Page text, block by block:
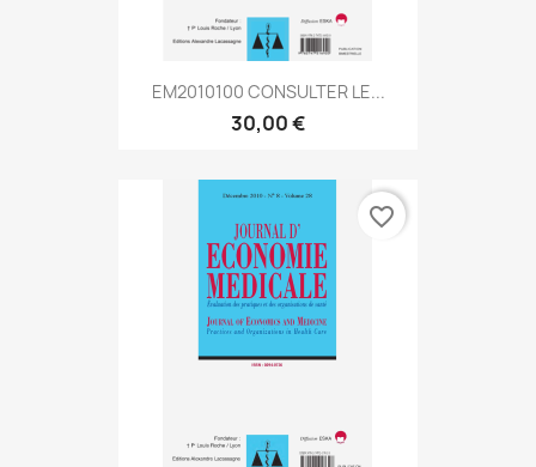
EM2010100 CONSULTER LE...
30,00 €
favorite_border